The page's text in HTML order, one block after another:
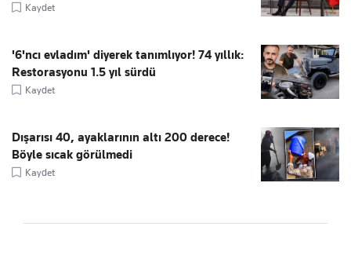
Kaydet
'6'ncı evladım' diyerek tanımlıyor! 74 yıllık:
Restorasyonu 1.5 yıl sürdü
Kaydet
Dışarısı 40, ayaklarının altı 200 derece!
Böyle sıcak görülmedi
Kaydet